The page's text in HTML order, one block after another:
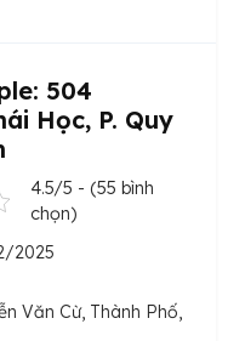
504
Học, P. Quy
4.5/5 - (55 bình
chọn)
2025
Văn Cừ, Thành Phố,